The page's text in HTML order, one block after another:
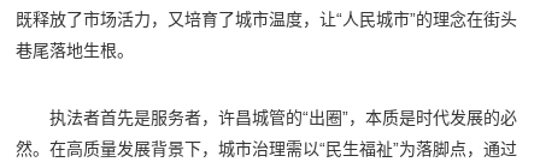
既释放了市场活力，又培育了城市温度，让“人民城市”的理念在街头
巷尾落地生根。
执法者首先是服务者，许昌城管的“出圈”，本质是时代发展的必
然。在高质量发展背景下，城市治理需以“民生福祉”为落脚点，通过